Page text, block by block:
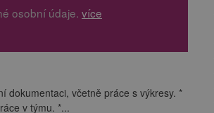
osobní údaje. více
dokumentaci, včetně práce s výkresy. *
v týmu. *...